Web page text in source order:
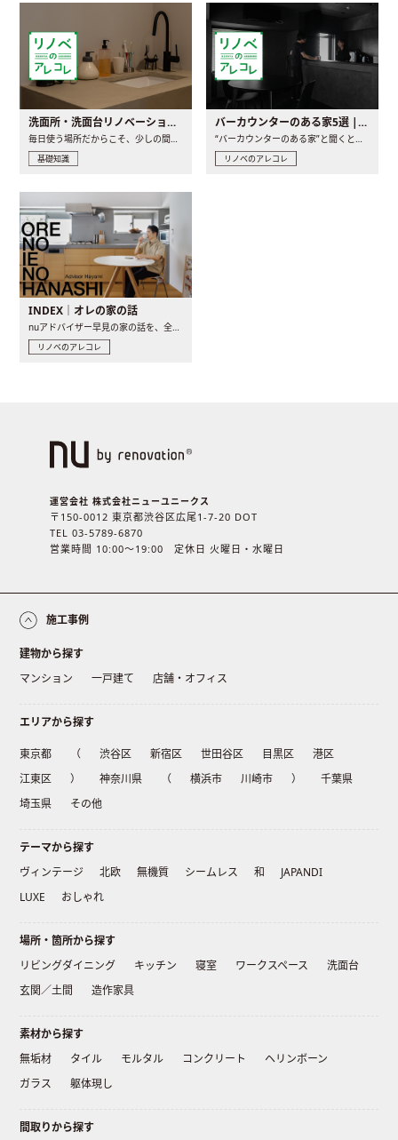
洗面所・洗面台リノベーションの事例と間取りアイデア
基礎知識
バーカウンターのある家5選 | 日常に馴染む“距離の近い”キッチンとは
リノベのアレコレ
INDEX｜オレの家の話
nuアドバイザー早見の家の話を、全4話でお届け。リノベーションを..
リノベのアレコレ
運営会社 株式会社ニューユニークス
〒150-0012 東京都渋谷区広尾1-7-20 DOT
TEL 03-5789-6870
営業時間 10:00〜19:00 定休日 火曜日・水曜日
施工事例
建物から探す
マンション
一戸建て 店舗・オフィス
エリアから探す
東京都 （ 渋谷区 新宿区 世田谷区 目黒区
港区
江東区
） 神奈川県 （ 横浜市 川崎市 ）
千葉県
埼玉県
その他
テーマから探す
ヴィンテージ
北欧 無機質 シームレス 和
JAPANDI
LUXE
おしゃれ
場所・箇所から探す
リビングダイニング
キッチン 寝室 ワークスペース
洗面台
玄関／土間
造作家具
素材から探す
無垢材
タイル モルタル コンクリート
ヘリンボーン
ガラス
躯体現し
間取りから探す